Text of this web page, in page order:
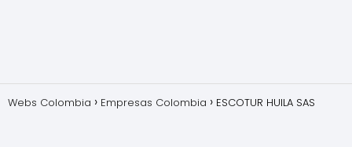
Webs Colombia Empresas Colombia ESCOTUR HUILA SAS